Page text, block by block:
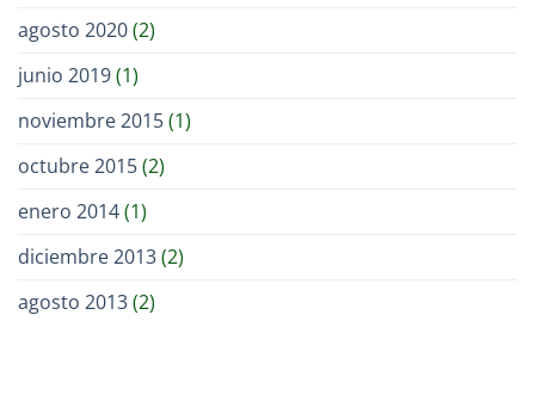
agosto 2020(2)
junio 2019(1)
noviembre 2015(1)
octubre 2015(2)
enero 2014(1)
diciembre 2013(2)
agosto 2013(2)